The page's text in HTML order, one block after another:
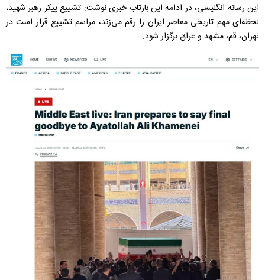
این رسانه انگلیسی، در ادامه این بازتاب خبری نوشت: تشییع پیکر رهبر شهید،
لحظه‌ای مهم تاریخی معاصر ایران را رقم می‌زند، مراسم تشییع قرار است در
تهران، قم، مشهد و عراق برگزار شود.